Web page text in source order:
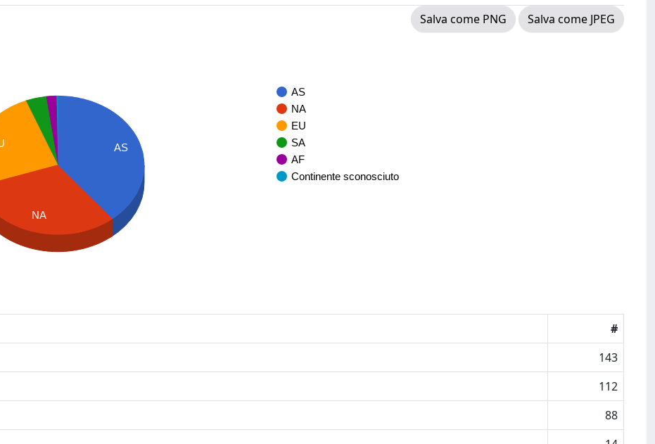
Salva come PNG
Salva come JPEG
AS
NA
EU
SA
AF
Continente sconosciuto
AS
NA
#
143
112
88